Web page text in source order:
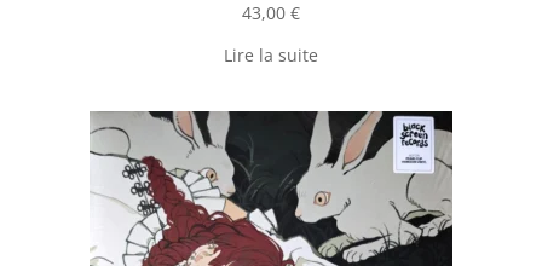
43,00 €
Lire la suite